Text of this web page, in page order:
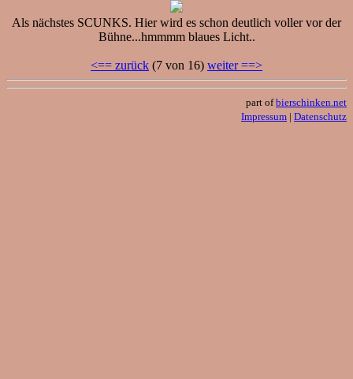
Als nächstes SCUNKS. Hier wird es schon deutlich voller vor der
Bühne...hmmmm blaues Licht..
<== zurück (7 von 16) weiter ==>
part ofbierschinken.net
Impressum | Datenschutz